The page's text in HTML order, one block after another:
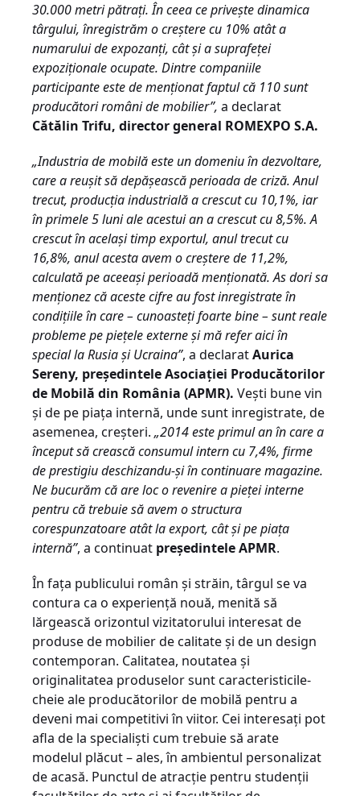
30.000 metri pătrați. În ceea ce privește dinamica
târgului, înregistrăm o creștere cu 10% atât a
numarului de expozanți, cât și a suprafeței
expoziționale ocupate. Dintre companiile
participante este de menționat faptul că 110 sunt
producători români de mobilier”, a declarat
Cătălin Trifu, director general ROMEXPO S.A.
„Industria de mobilă este un domeniu în dezvoltare,
care a reușit să depășească perioada de criză. Anul
trecut, producția industrială a crescut cu 10,1%, iar
în primele 5 luni ale acestui an a crescut cu 8,5%. A
crescut în același timp exportul, anul trecut cu
16,8%, anul acesta avem o creștere de 11,2%,
calculată pe aceeași perioadă menționată. As dori sa
menționez că aceste cifre au fost inregistrate în
condițiile în care – cunoasteți foarte bine – sunt reale
probleme pe piețele externe și mă refer aici în
special la Rusia și Ucraina”, a declaratAurica
Sereny, președintele Asociației Producătorilor
de Mobilă din România (APMR). Vești bune vin
și de pe piața internă, unde sunt inregistrate, de
asemenea, creșteri. „2014 este primul an în care a
început să crească consumul intern cu 7,4%, firme
de prestigiu deschizandu-și în continuare magazine.
Ne bucurăm că are loc o revenire a pieței interne
pentru că trebuie să avem o structura
corespunzatoare atât la export, cât și pe piața
internă”, a continuat președintele APMR.
În fața publicului român și străin, târgul se va
contura ca o experiență nouă, menită să
lărgească orizontul vizitatorului interesat de
produse de mobilier de calitate și de un design
contemporan. Calitatea, noutatea şi
originalitatea produselor sunt caracteristicile-
cheie ale producătorilor de mobilă pentru a
deveni mai competitivi în viitor. Cei interesați pot
afla de la specialiști cum trebuie să arate
modelul plăcut – ales, în ambientul personalizat
de acasă. Punctul de atracție pentru studenții